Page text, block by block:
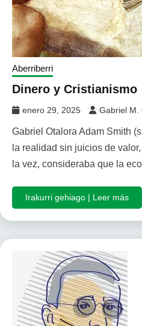
Aberriberri
Dinero y Cristianismo
enero 29, 2025 Gabriel M.
Gabriel Otalora Adam Smith
la realidad sin juicios de
la vez, consideraba que la
Irakurri gehiago | Leer más